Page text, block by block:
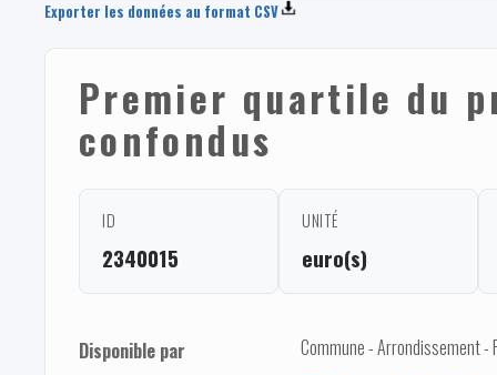
Exporter les données au format CSV
Premier quartile du
confondus
ID
2340015
UNITÉ
euro(s)
Disponible par
Commune - Arrondissement -